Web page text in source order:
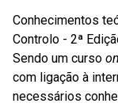
Conhecimentos
Controlo - 2ª
Sendo um curso
com ligação à
necessários